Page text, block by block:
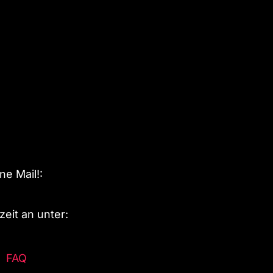
Mail!:
an unter:
FAQ